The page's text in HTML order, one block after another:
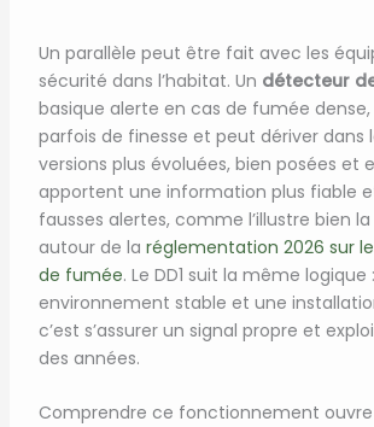
Un parallèle peut être fait avec les
sécurité dans l’habitat. Un détecteur
basique alerte en cas de fumée
parfois de finesse et peut dériver dans
versions plus évoluées, bien posées et
apportent une information plus fiable
fausses alertes, comme l’illustre bien
autour de la réglementation 2026 sur
de fumée. Le DD1 suit la même
environnement stable et une
c’est s’assurer un signal propre et
des années.
Comprendre ce fonctionnement